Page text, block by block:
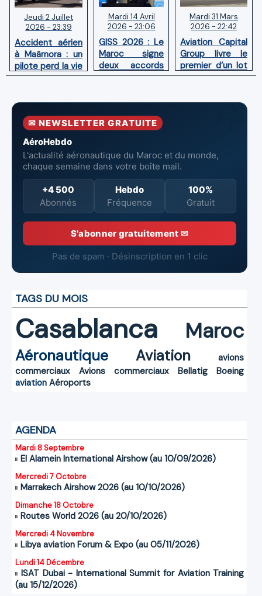
Jeudi 2 Juillet
2026 - 23:39
Accident aérien
à Maâmora : un
pilote perd la vie
en combat
incendie
Mardi 14 Avril
2026 - 23:06
GISS 2026 : Le
Maroc signe
deux accords
avec l'OACI
la surveillance
aériennes.
Mardi 31 Mars
2026 - 22:42
Aviation Capital
Group livre le
premier d’un lot
de six Boeing
neufs à Royal Air
✉ NEWSLETTER GRATUITE
AéroHebdo
L'actualité aéronautique du Maroc et du monde,
chaque semaine dans votre boîte mail.
+4 500
Abonnés
Hebdo
Fréquence
100%
Gratuit
S'abonner gratuitement ✉
Pas de spam · Désinscription en 1 clic
TAGS DU MOIS
Casablanca Maroc
Aéronautique Aviation
avions
commerciaux
Avions commerciaux Bellatig
Boeing
aviation Aéroports
AGENDA
Mardi 8 Septembre
El Alamein International Airshow (au 10/09/2026)
Mercredi 7 Octobre
Marrakech Airshow 2026 (au 10/10/2026)
Dimanche 18 Octobre
Routes World 2026 (au 20/10/2026)
Mercredi 4 Novembre
Libya aviation Forum & Expo (au 05/11/2026)
Lundi 14 Décembre
ISAT Dubai - International Summit for Aviation Training
(au 15/12/2026)